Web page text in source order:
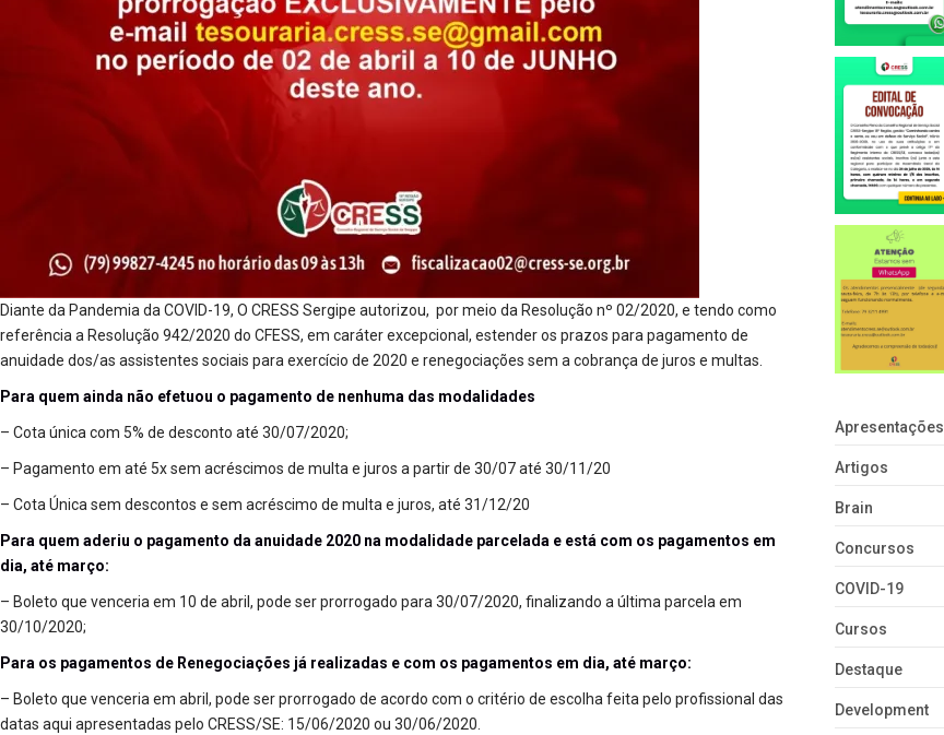
Diante da Pandemia da COVID-19, O CRESS Sergipe autorizou, por meio da Resolução nº 02/2020, e tendo como
referência a Resolução 942/2020 do CFESS, em caráter excepcional, estender os prazos para pagamento de
anuidade dos/as assistentes sociais para exercício de 2020 e renegociações sem a cobrança de juros e multas.
Para quem ainda não efetuou o pagamento de nenhuma das modalidades
– Cota única com 5% de desconto até 30/07/2020;
– Pagamento em até 5x sem acréscimos de multa e juros a partir de 30/07 até 30/11/20
– Cota Única sem descontos e sem acréscimo de multa e juros, até 31/12/20
Para quem aderiu o pagamento da anuidade 2020 na modalidade parcelada e está com os pagamentos em
dia, até março:
– Boleto que venceria em 10 de abril, pode ser prorrogado para 30/07/2020, finalizando a última parcela em
30/10/2020;
Para os pagamentos de Renegociações já realizadas e com os pagamentos em dia, até março:
– Boleto que venceria em abril, pode ser prorrogado de acordo com o critério de escolha feita pelo profissional das
datas aqui apresentadas pelo CRESS/SE: 15/06/2020 ou 30/06/2020.
Apresentações
Artigos
Brain
Concursos
COVID-19
Cursos
Destaque
Development